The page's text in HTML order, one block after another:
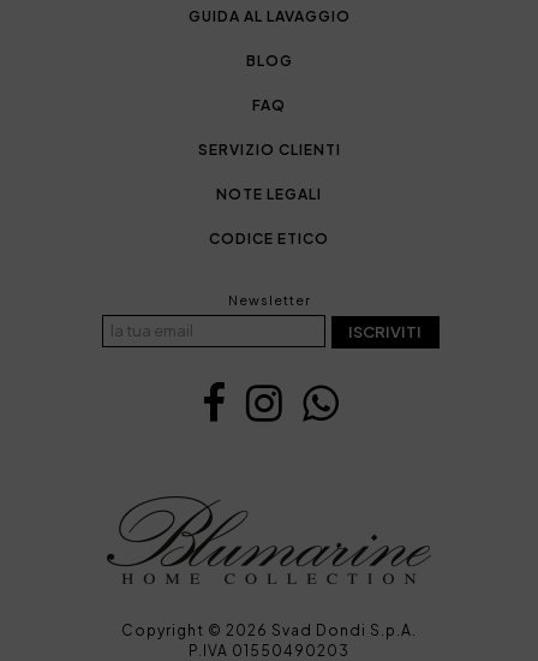
GUIDA AL LAVAGGIO
BLOG
FAQ
SERVIZIO CLIENTI
NOTE LEGALI
CODICE ETICO
Newsletter
ISCRIVITI
Copyright © 2026 Svad Dondi S.p.A.
P.IVA 01550490203